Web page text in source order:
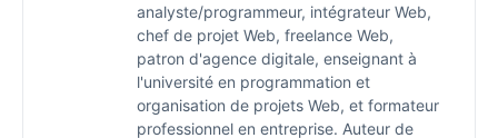
analyste/programmeur, intégrateur Web,
chef de projet Web, freelance Web,
patron d'agence digitale, enseignant à
l'université en programmation et
organisation de projets Web, et formateur
professionnel en entreprise. Auteur de